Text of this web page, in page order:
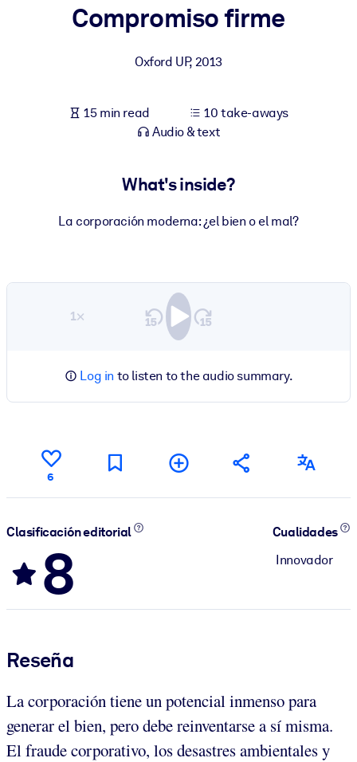
For Corporate Libraries
Fuel your AI systems with reliable, structured knowledge to
Compromiso firme
Oxford UP, 2013
15 min read
10 take-aways
Audio & text
What's inside?
La corporación moderna: ¿el bien o el mal?
1×
Log in to listen to the audio summary.
6
Clasificación editorial
8
Cualidades
Innovador
Reseña
La corporación tiene un potencial inmenso para
generar el bien, pero debe reinventarse a sí misma.
El fraude corporativo, los desastres ambientales y